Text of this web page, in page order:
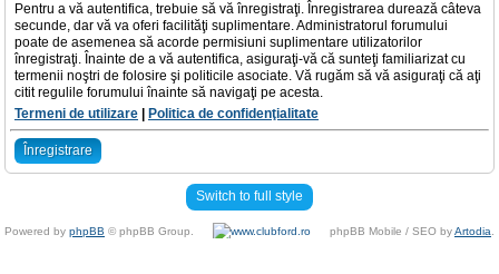
Pentru a vă autentifica, trebuie să vă înregistraţi. Înregistrarea durează câteva
secunde, dar vă va oferi facilităţi suplimentare. Administratorul forumului
poate de asemenea să acorde permisiuni suplimentare utilizatorilor
înregistraţi. Înainte de a vă autentifica, asiguraţi-vă că sunteţi familiarizat cu
termenii noştri de folosire şi politicile asociate. Vă rugăm să vă asiguraţi că aţi
citit regulile forumului înainte să navigaţi pe acesta.
Termeni de utilizare
Politica de confidenţialitate
Înregistrare
Switch to full style
Powered by phpBB © phpBB Group. phpBB Mobile / SEO byArtodia